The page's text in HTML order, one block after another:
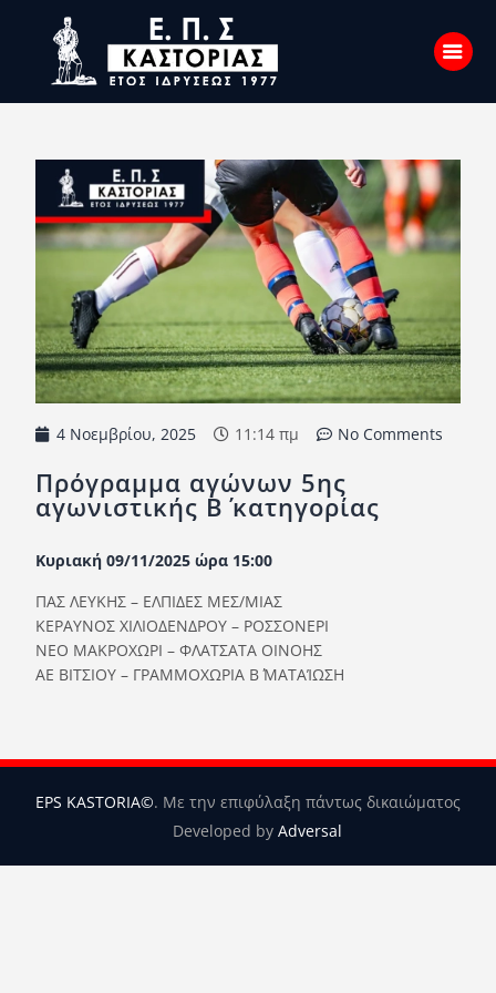
Αρχική
Σχετικά με εμάς
Επικοινωνία
Νέα
Η Ένωση
Πρωταθλήματα
Κύπελλο
Ορισμοί Διαιτητών
Ποινές
Περισσότερα
4 Νοεμβρίου, 2025 11:14 πμ No Comments
Πρόγραμμα αγώνων 5ης
αγωνιστικής Β΄ κατηγορίας
Κυριακή 09/11/2025 ώρα 15:00
ΠΑΣ ΛΕΥΚΗΣ – ΕΛΠΙΔΕΣ ΜΕΣ/ΜΙΑΣ
ΚΕΡΑΥΝΟΣ ΧΙΛΙΟΔΕΝΔΡΟΥ – ΡΟΣΣΟΝΕΡΙ
ΝΕΟ ΜΑΚΡΟΧΩΡΙ – ΦΛΑΤΣΑΤΑ ΟΙΝΟΗΣ
ΑΕ ΒΙΤΣΙΟΥ – ΓΡΑΜΜΟΧΩΡΙΑ Β΄ ΜΑΤΑΊΩΣΗ
EPS KASTORIA©. Με την επιφύλαξη πάντως δικαιώματος
Developed by Adversal